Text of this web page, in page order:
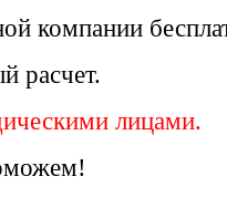
компании
расчет.
лицами.